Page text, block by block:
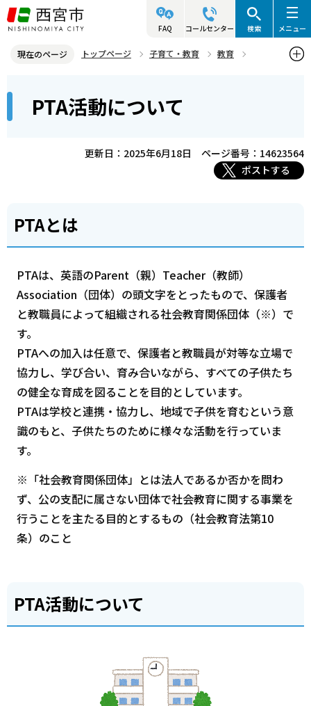
こ
の
ジ
先
FAQ コールセンター 検索 メニュー
現在のページ トップページ 子育て・教育
教育
こ
PTA活動について
更新日：2025年6月18日
ページ番号：14623564
ポストする
PTAとは
PTAは、英語のParent（親）Teacher（教師）
Association（団体）の頭文字をとったもので、保護者
と教職員によって組織される社会教育関係団体（※）で
す。
PTAへの加入は任意で、保護者と教職員が対等な立場で
協力し、学び合い、育み合いながら、すべての子供たち
の健全な育成を図ることを目的としています。
PTAは学校と連携・協力し、地域で子供を育むという意
識のもと、子供たちのために様々な活動を行っていま
す。
※「社会教育関係団体」とは法人であるか否かを問わ
ず、公の支配に属さない団体で社会教育に関する事業を
行うことを主たる目的とするもの（社会教育法第10
条）のこと
PTA活動について